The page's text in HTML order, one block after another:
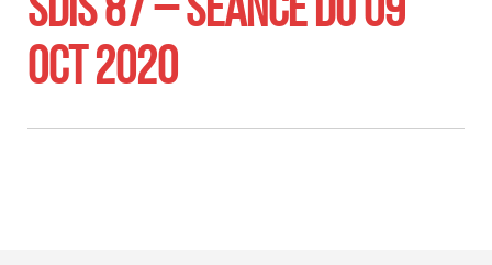
OCT 2020